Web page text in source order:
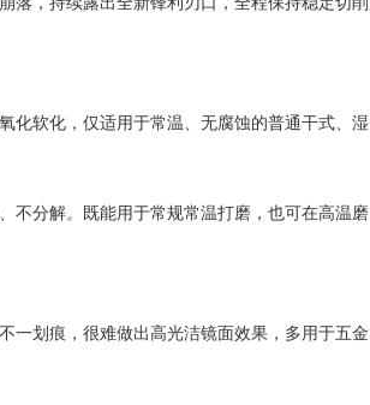
软化，仅适用于常温、无腐蚀的普通干式、湿
分解。既能用于常规常温打磨，也可在高温磨
划痕，很难做出高光洁镜面效果，多用于五金